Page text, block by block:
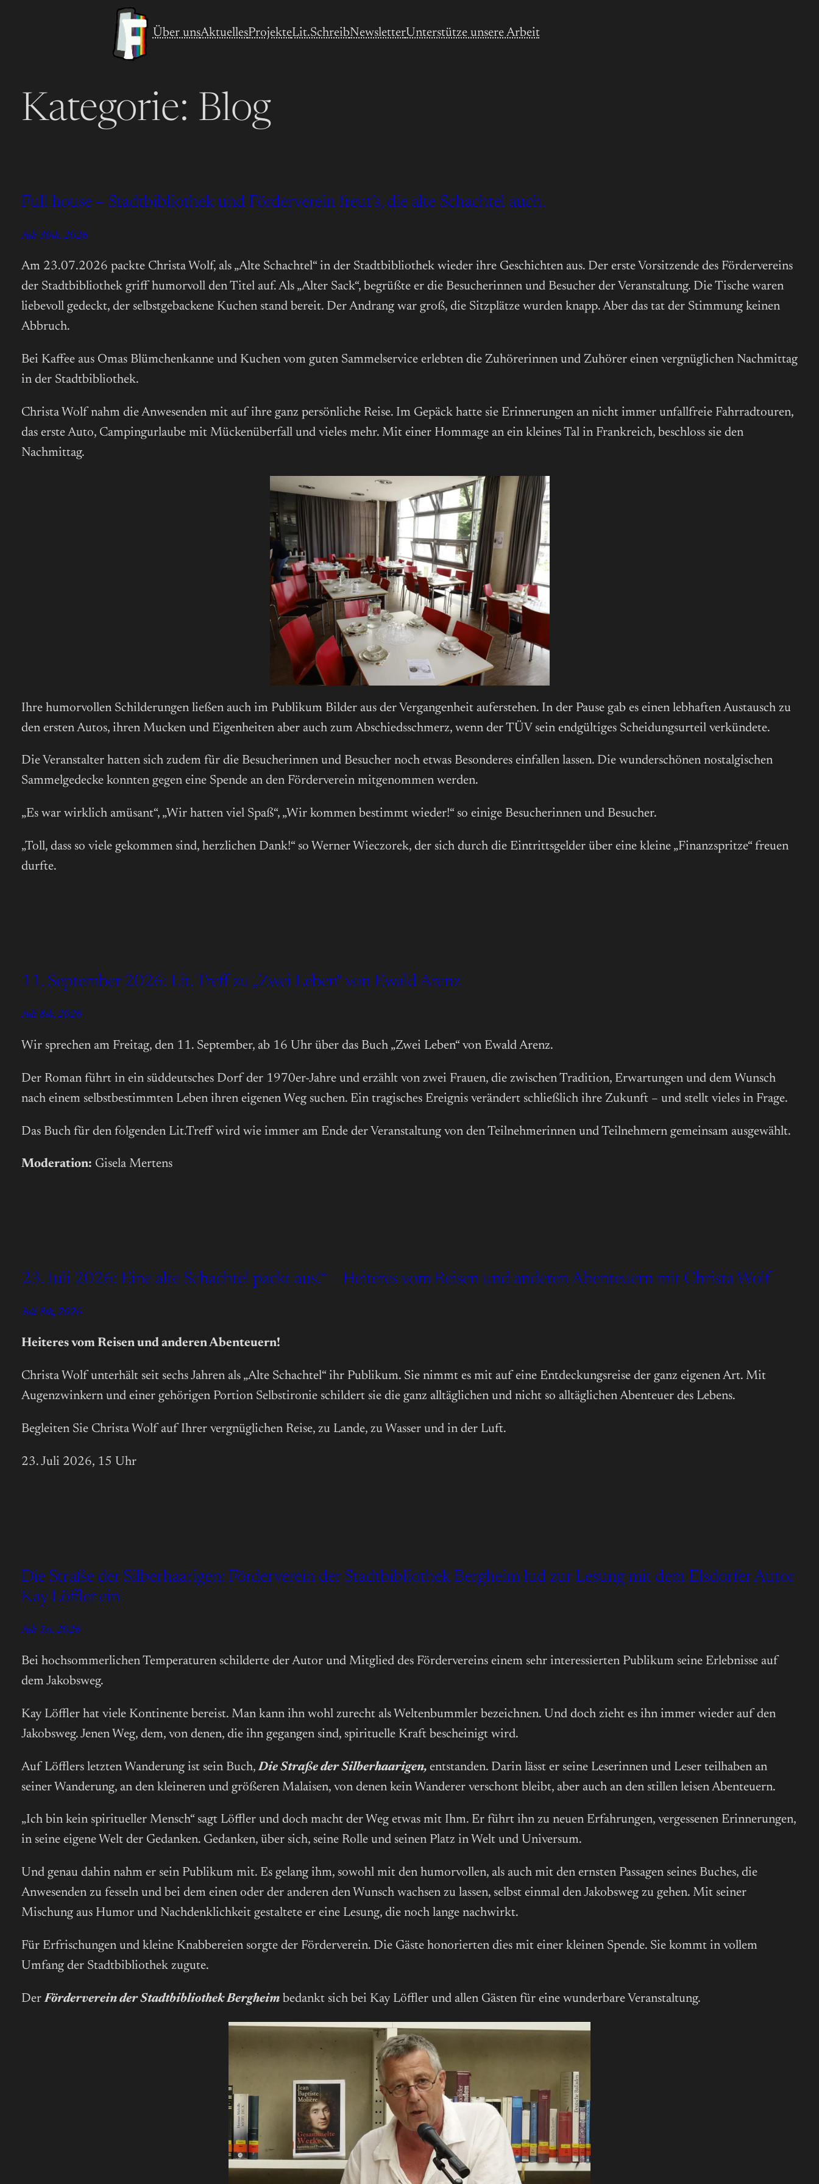
Über unsAktuellesProjekteLit.SchreibNewsletterUnterstütze unsere Arbeit
Kategorie: Blog
Full house – Stadtbibliothek und Förderverein freut’s, die alte Schachtel auch.
Juli 30th, 2026
Am 23.07.2026 packte Christa Wolf, als „Alte Schachtel“ in der Stadtbibliothek wieder ihre Geschichten aus. Der erste Vorsitzende des Fördervereins
der Stadtbibliothek griff humorvoll den Titel auf. Als „Alter Sack“, begrüßte er die Besucherinnen und Besucher der Veranstaltung. Die Tische waren
liebevoll gedeckt, der selbstgebackene Kuchen stand bereit. Der Andrang war groß, die Sitzplätze wurden knapp. Aber das tat der Stimmung keinen
Abbruch.
Bei Kaffee aus Omas Blümchenkanne und Kuchen vom guten Sammelservice erlebten die Zuhörerinnen und Zuhörer einen vergnüglichen Nachmittag
in der Stadtbibliothek.
Christa Wolf nahm die Anwesenden mit auf ihre ganz persönliche Reise. Im Gepäck hatte sie Erinnerungen an nicht immer unfallfreie Fahrradtouren,
das erste Auto, Campingurlaube mit Mückenüberfall und vieles mehr. Mit einer Hommage an ein kleines Tal in Frankreich, beschloss sie den
Nachmittag.
Ihre humorvollen Schilderungen ließen auch im Publikum Bilder aus der Vergangenheit auferstehen. In der Pause gab es einen lebhaften Austausch zu
den ersten Autos, ihren Mucken und Eigenheiten aber auch zum Abschiedsschmerz, wenn der TÜV sein endgültiges Scheidungsurteil verkündete.
Die Veranstalter hatten sich zudem für die Besucherinnen und Besucher noch etwas Besonderes einfallen lassen. Die wunderschönen nostalgischen
Sammelgedecke konnten gegen eine Spende an den Förderverein mitgenommen werden.
„Es war wirklich amüsant“, „Wir hatten viel Spaß“, „Wir kommen bestimmt wieder!“ so einige Besucherinnen und Besucher.
„Toll, dass so viele gekommen sind, herzlichen Dank!“ so Werner Wieczorek, der sich durch die Eintrittsgelder über eine kleine „Finanzspritze“ freuen
durfte.
11. September 2026: Lit. Treff zu „Zwei Leben“ von Ewald Arenz
Juli 8th, 2026
Wir sprechen am Freitag, den 11. September, ab 16 Uhr über das Buch „Zwei Leben“ von Ewald Arenz.
Der Roman führt in ein süddeutsches Dorf der 1970er-Jahre und erzählt von zwei Frauen, die zwischen Tradition, Erwartungen und dem Wunsch
nach einem selbstbestimmten Leben ihren eigenen Weg suchen. Ein tragisches Ereignis verändert schließlich ihre Zukunft – und stellt vieles in Frage.
Das Buch für den folgenden Lit.Treff wird wie immer am Ende der Veranstaltung von den Teilnehmerinnen und Teilnehmern gemeinsam ausgewählt.
Moderation: Gisela Mertens
23. Juli 2026: Eine alte Schachtel packt aus!“ – Heiteres vom Reisen und anderen Abenteuern mit Christa Wolf
Juli 8th, 2026
Heiteres vom Reisen und anderen Abenteuern!
Christa Wolf unterhält seit sechs Jahren als „Alte Schachtel“ ihr Publikum. Sie nimmt es mit auf eine Entdeckungsreise der ganz eigenen Art. Mit
Augenzwinkern und einer gehörigen Portion Selbstironie schildert sie die ganz alltäglichen und nicht so alltäglichen Abenteuer des Lebens.
Begleiten Sie Christa Wolf auf Ihrer vergnüglichen Reise, zu Lande, zu Wasser und in der Luft.
23. Juli 2026, 15 Uhr
Die Straße der Silberhaarigen: Förderverein der Stadtbibliothek Bergheim lud zur Lesung mit dem Elsdorfer Autor
Kay Löffler ein
Juli 1st, 2026
Bei hochsommerlichen Temperaturen schilderte der Autor und Mitglied des Fördervereins einem sehr interessierten Publikum seine Erlebnisse auf
dem Jakobsweg.
Kay Löffler hat viele Kontinente bereist. Man kann ihn wohl zurecht als Weltenbummler bezeichnen. Und doch zieht es ihn immer wieder auf den
Jakobsweg. Jenen Weg, dem, von denen, die ihn gegangen sind, spirituelle Kraft bescheinigt wird.
Auf Löfflers letzten Wanderung ist sein Buch,Die Straße der Silberhaarigen, entstanden. Darin lässt er seine Leserinnen und Leser teilhaben an
seiner Wanderung, an den kleineren und größeren Malaisen, von denen kein Wanderer verschont bleibt, aber auch an den stillen leisen Abenteuern.
„Ich bin kein spiritueller Mensch“ sagt Löffler und doch macht der Weg etwas mit Ihm. Er führt ihn zu neuen Erfahrungen, vergessenen Erinnerungen,
in seine eigene Welt der Gedanken. Gedanken, über sich, seine Rolle und seinen Platz in Welt und Universum.
Und genau dahin nahm er sein Publikum mit. Es gelang ihm, sowohl mit den humorvollen, als auch mit den ernsten Passagen seines Buches, die
Anwesenden zu fesseln und bei dem einen oder der anderen den Wunsch wachsen zu lassen, selbst einmal den Jakobsweg zu gehen. Mit seiner
Mischung aus Humor und Nachdenklichkeit gestaltete er eine Lesung, die noch lange nachwirkt.
Für Erfrischungen und kleine Knabbereien sorgte der Förderverein. Die Gäste honorierten dies mit einer kleinen Spende. Sie kommt in vollem
Umfang der Stadtbibliothek zugute.
DerFörderverein der Stadtbibliothek Bergheimbedankt sich bei Kay Löffler und allen Gästen für eine wunderbare Veranstaltung.